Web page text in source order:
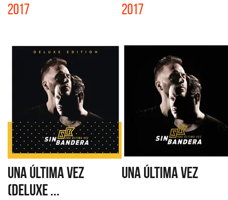
2017 2017
UNA ÚLTIMA VEZ
(DELUXE ...
UNA ÚLTIMA VEZ